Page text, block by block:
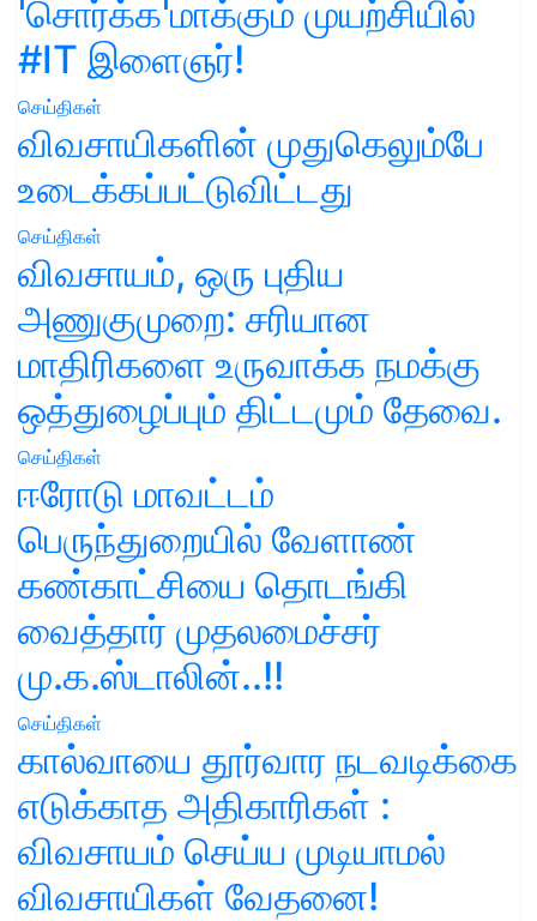
'சொர்க்க'மாக்கும் முயற்சியில்
#IT இளைஞர்!
செய்திகள்
விவசாயிகளின் முதுகெலும்பே
உடைக்கப்பட்டுவிட்டது
செய்திகள்
விவசாயம், ஒரு புதிய
அணுகுமுறை: சரியான
மாதிரிகளை உருவாக்க நமக்கு
ஒத்துழைப்பும் திட்டமும் தேவை.
செய்திகள்
ஈரோடு மாவட்டம்
பெருந்துறையில் வேளாண்
கண்காட்சியை தொடங்கி
வைத்தார் முதலமைச்சர்
மு.க.ஸ்டாலின்..!!
செய்திகள்
கால்வாயை தூர்வார நடவடிக்கை
எடுக்காத அதிகாரிகள் :
விவசாயம் செய்ய முடியாமல்
விவசாயிகள் வேதனை!